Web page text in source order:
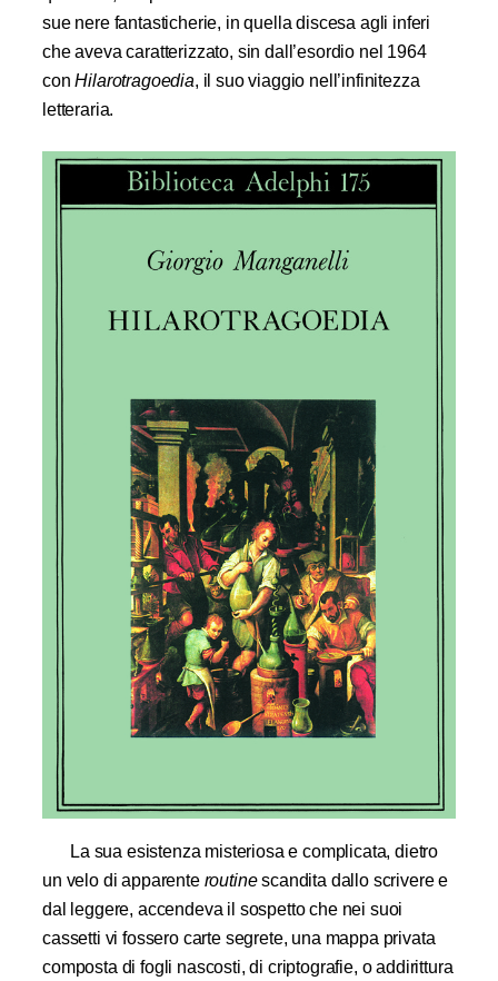
sue nere fantasticherie, in quella discesa agli inferi
che aveva caratterizzato, sin dall’esordio nel 1964
conHilarotragoedia, il suo viaggio nell’infinitezza
letteraria.
La sua esistenza misteriosa e complicata, dietro
un velo di apparente routinescandita dallo scrivere e
dal leggere, accendeva il sospetto che nei suoi
cassetti vi fossero carte segrete, una mappa privata
composta di fogli nascosti, di criptografie, o addirittura